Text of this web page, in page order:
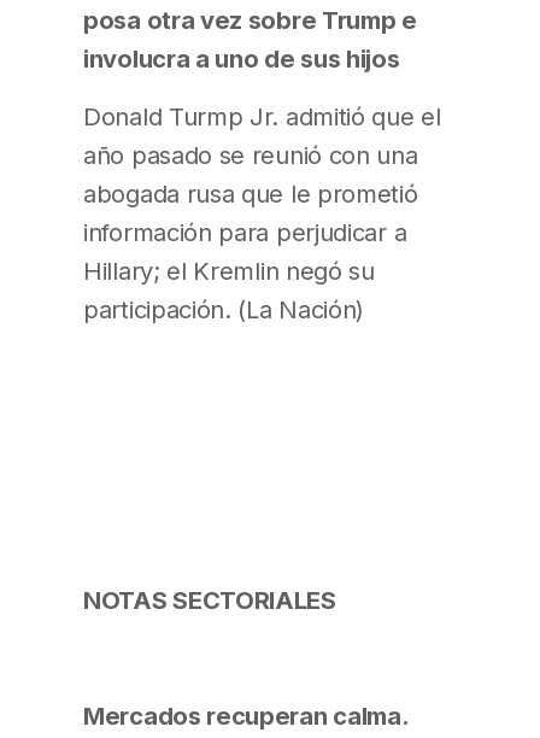
posa otra vez sobre Trump e
involucra a uno de sus hijos
Donald Turmp Jr. admitió que el
año pasado se reunió con una
abogada rusa que le prometió
información para perjudicar a
Hillary; el Kremlin negó su
participación. (La Nación)
NOTAS SECTORIALES
Mercados recuperan calma.